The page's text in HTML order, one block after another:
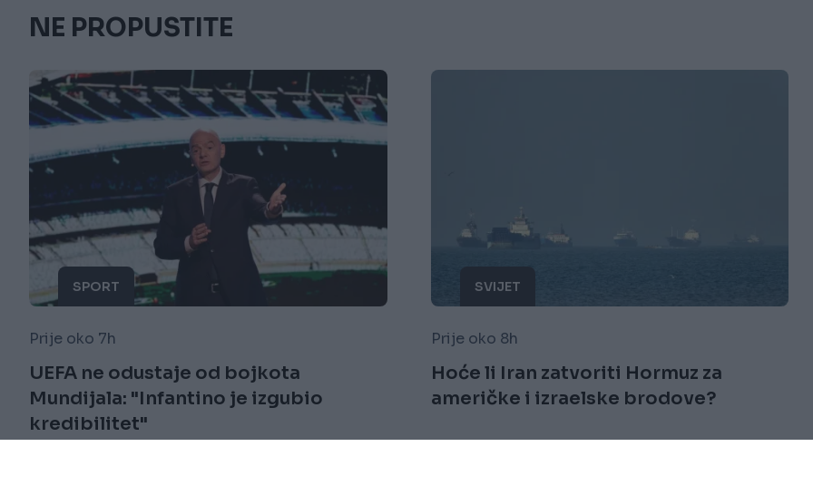
NE PROPUSTITE
SPORT
Prije oko 7h
UEFA ne odustaje od bojkota
Mundijala: "Infantino je izgubio
kredibilitet"
SVIJET
Prije oko 8h
Hoće li Iran zatvoriti Hormuz za
američke i izraelske brodove?